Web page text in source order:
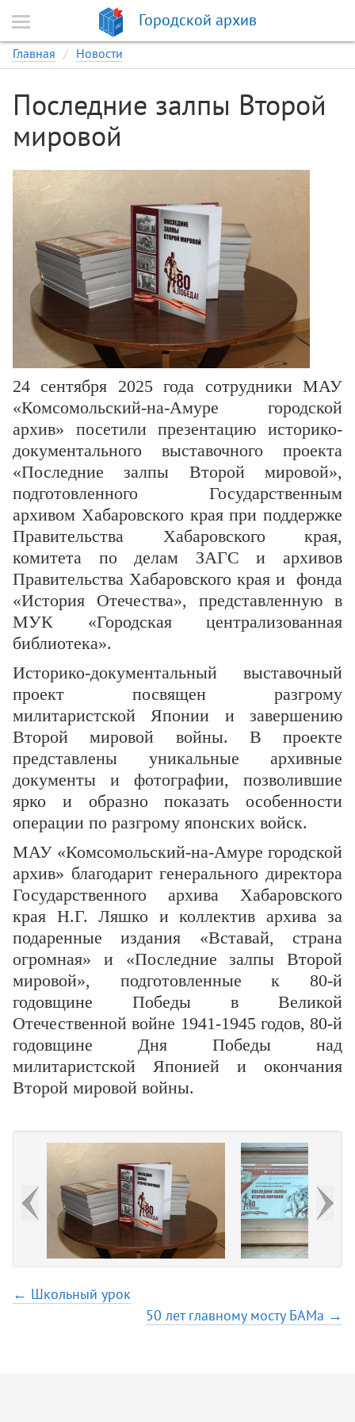
Городской архив
Главная Новости
Последние залпы Второй
мировой
24 сентября 2025 года сотрудники МАУ
«Комсомольский-на-Амуре городской
архив» посетили презентацию историко-
документального выставочного проекта
«Последние залпы Второй мировой»,
подготовленного Государственным
архивом Хабаровского края при поддержке
Правительства Хабаровского края,
комитета по делам ЗАГС и архивов
Правительства Хабаровского края и фонда
«История Отечества», представленную в
МУК «Городская централизованная
библиотека».
Историко-документальный выставочный
проект посвящен разгрому
милитаристской Японии и завершению
Второй мировой войны. В проекте
представлены уникальные архивные
документы и фотографии, позволившие
ярко и образно показать особенности
операции по разгрому японских войск.
МАУ «Комсомольский-на-Амуре городской
архив» благодарит генерального директора
Государственного архива Хабаровского
края Н.Г. Ляшко и коллектив архива за
подаренные издания «Вставай, страна
огромная» и «Последние залпы Второй
мировой», подготовленные к 80-й
годовщине Победы в Великой
Отечественной войне 1941-1945 годов, 80-й
годовщине Дня Победы над
милитаристской Японией и окончания
Второй мировой войны.
← Школьный урок
50 лет главному мосту БАМа →